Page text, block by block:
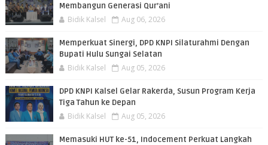
Membangun Generasi Qur’ani
Bidik Kalsel Aug 06, 2026
Memperkuat Sinergi, DPD KNPI Silaturahmi Dengan
Bupati Hulu Sungai Selatan
Bidik Kalsel Aug 05, 2026
DPD KNPI Kalsel Gelar Rakerda, Susun Program Kerja
Tiga Tahun ke Depan
Bidik Kalsel Aug 05, 2026
Memasuki HUT ke-51, Indocement Perkuat Langkah